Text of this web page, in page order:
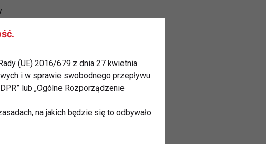
(UE) 2016/679 z dnia 27 kwietnia
i w sprawie swobodnego przepływu
lub „Ogólne Rozporządzenie
na jakich będzie się to odbywało